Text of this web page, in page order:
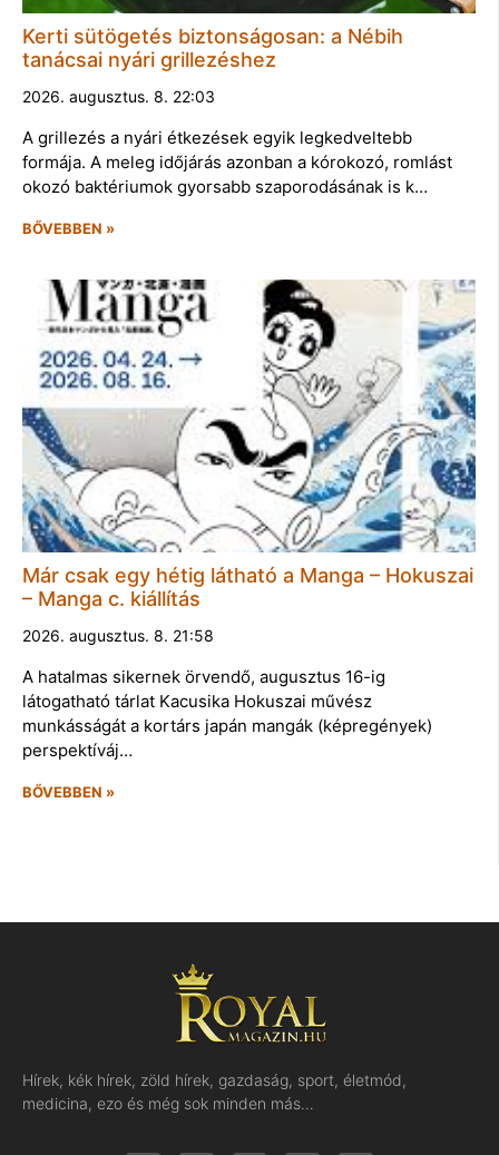
Kerti sütögetés biztonságosan: a Nébih
tanácsai nyári grillezéshez
2026. augusztus. 8. 22:03
A grillezés a nyári étkezések egyik legkedveltebb
formája. A meleg időjárás azonban a kórokozó, romlást
okozó baktériumok gyorsabb szaporodásának is k…
BŐVEBBEN »
Már csak egy hétig látható a Manga – Hokuszai
– Manga c. kiállítás
2026. augusztus. 8. 21:58
A hatalmas sikernek örvendő, augusztus 16-ig
látogatható tárlat Kacusika Hokuszai művész
munkásságát a kortárs japán mangák (képregények)
perspektíváj…
BŐVEBBEN »
Hírek, kék hírek, zöld hírek, gazdaság, sport, életmód,
medicina, ezo és még sok minden más…